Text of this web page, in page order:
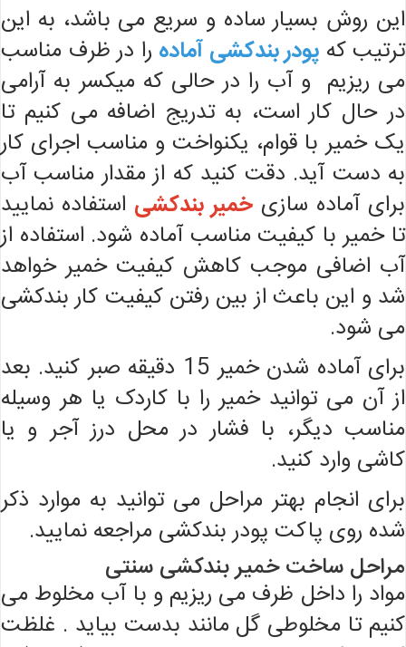
این روش بسیار ساده و سریع می باشد، به این
ترتیب که پودر بندکشی آماده را در ظرف مناسب
می ریزیم و آب را در حالی که میکسر به آرامی
در حال کار است، به تدریج اضافه می کنیم تا
یک خمیر با قوام، یکنواخت و مناسب اجرای کار
به دست آید. دقت کنید که از مقدار مناسب آب
برای آماده سازی خمیر بندکشی استفاده نمایید
تا خمیر با کیفیت مناسب آماده شود. استفاده از
آب اضافی موجب کاهش کیفیت خمیر خواهد
شد و این باعث از بین رفتن کیفیت کار بندکشی
می شود.
برای آماده شدن خمیر 15 دقیقه صبر کنید. بعد
از آن می توانید خمیر را با کاردک یا هر وسیله
مناسب دیگر، با فشار در محل درز آجر و یا
کاشی وارد کنید.
برای انجام بهتر مراحل می توانید به موارد ذکر
شده روی پاکت پودر بندکشی مراجعه نمایید.
مراحل ساخت خمیر بندکشی سنتی
مواد را داخل ظرف می ریزیم و با آب مخلوط می
کنیم تا مخلوطی گل مانند بدست بیاید . غلظت